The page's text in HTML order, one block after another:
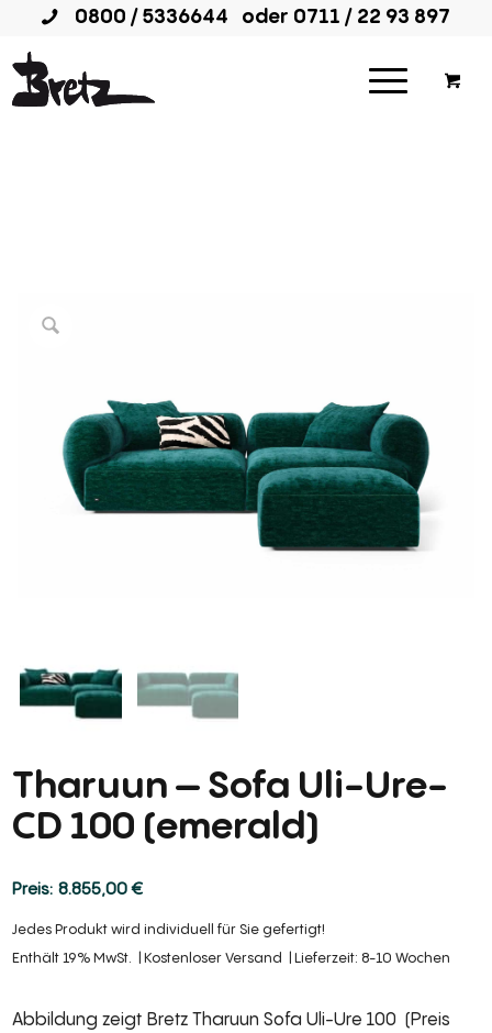
0800 / 5336644 oder 0711 / 22 93 897
Tharuun – Sofa Uli-Ure-
CD 100 (emerald)
8.855,00€
Jedes Produkt wird individuell für Sie gefertigt!
Enthält 19% MwSt.
Kostenloser Versand Lieferzeit: 8-10 Wochen
Abbildung zeigt Bretz Tharuun Sofa Uli-Ure 100 (Preis